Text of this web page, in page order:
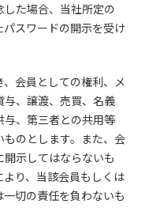
た場合、当社所定の
スワードの開示を受け
会員としての権利、メ
、譲渡、売買、名義
、第三者との共用等
のとします。また、会
示してはならないも
り、当該会員もしくは
切の責任を負わないも